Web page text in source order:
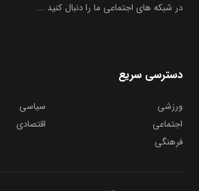
در شبکه های اجتماعی ما را دنبال کنید ...
دسترسی سریع
ورزشی
سیاسی
اجتماعی
اقتصادی
فرهنگی